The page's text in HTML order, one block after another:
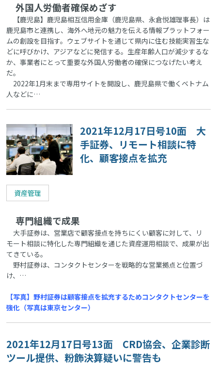
外国人労働者確保めざす
【鹿児島】鹿児島相互信用金庫（鹿児島県、永倉悦雄理事長）は
鹿児島市と連携し、海外へ地元の魅力を伝える情報プラットフォー
ムの創設を目指す。ウェブサイトを通じて県内に住む技能実習生な
どに呼びかけ、アジアなどに発信する。生産年齢人口が減少するな
か、事業者にとって重要な外国人労働者の確保につなげたい考え
だ。
2022年1月末まで専用サイトを開設し、鹿児島県で働くベトナム
人などに…
2021年12月17日号10面 大
手証券、リモート相談に特
化、顧客接点を拡充
資産管理
専門組織で成果
大手証券は、営業店で顧客接点を持ちにくい顧客に対して、リ
モート相談に特化した専門組織を通じた資産運用相談で、成果が出
てきている。
野村証券は、コンタクトセンターを戦略的な営業拠点と位置づ
け、…
【写真】野村証券は顧客接点を拡充するためコンタクトセンターを
強化（写真は東京センター）
2021年12月17日号13面 CRD協会、企業診断
ツール提供、粉飾決算疑いに警告も